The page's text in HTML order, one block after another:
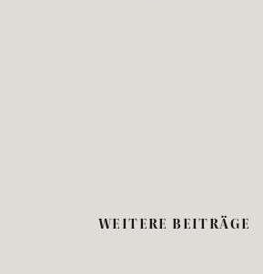
WEITERE BEITRÄGE